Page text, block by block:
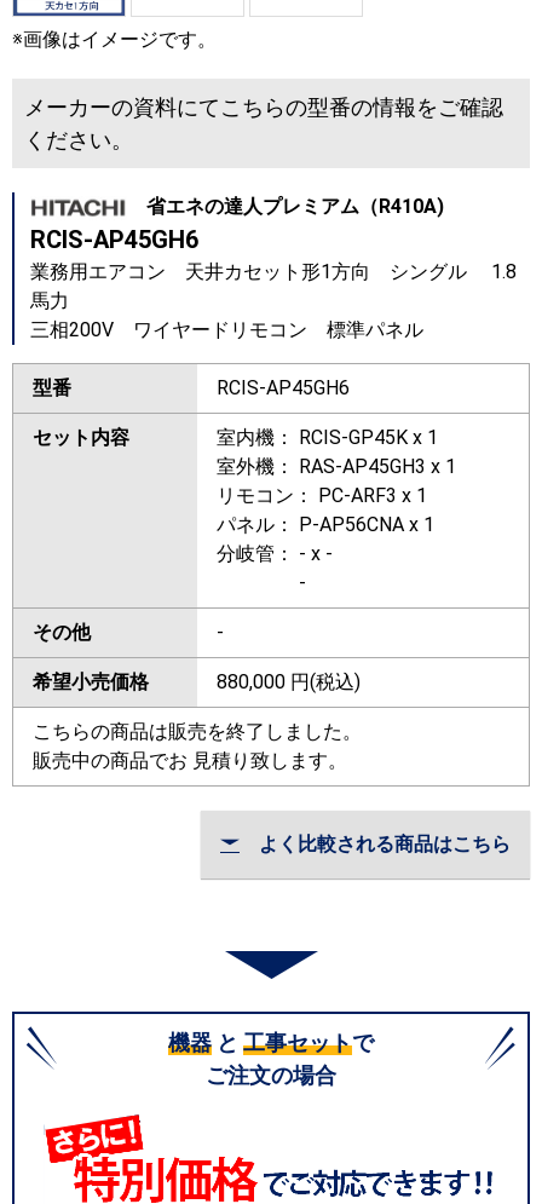
※画像はイメージです。
メーカーの資料にてこちらの型番の情報をご確認
ください。
省エネの達人プレミアム（R410A)
RCIS-AP45GH6
業務用エアコン 天井カセット形1方向 シングル 1.8
馬力
三相200V ワイヤードリモコン 標準パネル
型番 RCIS-AP45GH6
セット内容
室内機： RCIS-GP45K x 1
室外機： RAS-AP45GH3 x 1
リモコン： PC-ARF3 x 1
パネル： P-AP56CNA x 1
分岐管： - x -
-
その他 -
希望小売価格 880,000 円(税込)
こちらの商品は販売を終了しました。
販売中の商品でお 見積り致します。
よく比較される商品はこちら
機器 と 工事セットで
ご注文の場合